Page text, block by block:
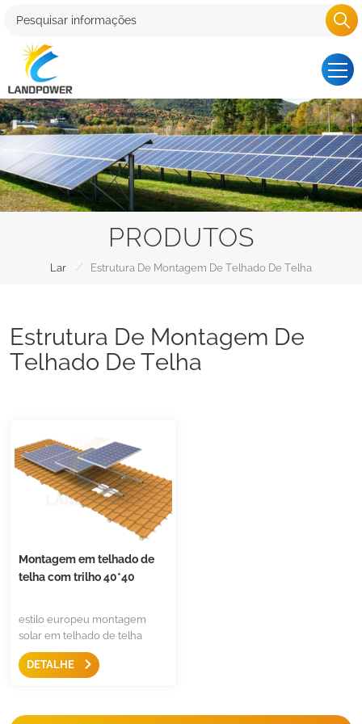
PRODUTOS
Lar / Estrutura De Montagem De Telhado De Telha
Estrutura De Montagem De
Telhado De Telha
Montagem em telhado de
telha com trilho 40*40
estilo europeu montagem
solar em telhado de telha
estão com trilho de
montagem 40*40mm, com
de telha ajustável, adequado
DETALHE